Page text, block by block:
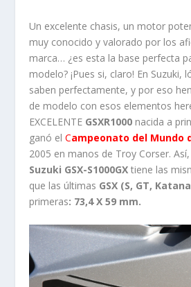
Un excelente chasis, un motor
muy conocido y valorado por los
marca… ¿es esta la base perfecta
modelo? ¡Pues si, claro! En Suzuki,
saben perfectamente, y por eso
de modelo con esos elementos
EXCELENTE GSXR1000 nacida a
ganó elCampeonato del Mundo
2005 en manos de Troy Corser.
Suzuki GSX-S1000GXtiene las
que las últimas GSX (S, GT,
primeras: 73,4 X 59 mm.